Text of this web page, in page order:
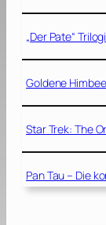
„Der Pate“
Goldene
Star Trek: The
Pan Tau – Die